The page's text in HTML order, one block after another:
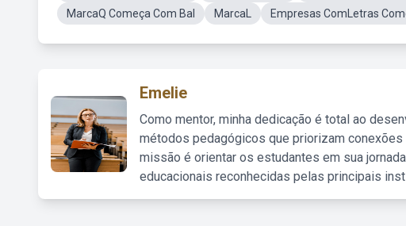
MarcaQ Começa Com Bal
MarcaL Empresas ComLetras
Emelie
Como mentor, minha dedicação é total ao
métodos pedagógicos que priorizam
missão é orientar os estudantes em sua
educacionais reconhecidas pelas principais